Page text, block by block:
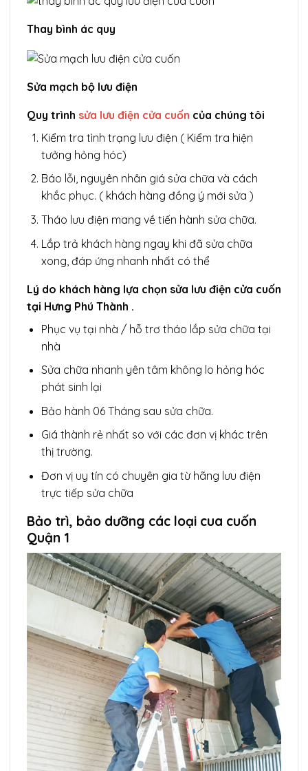
Thay bình ác quy
Sửa mạch bộ lưu điện
Quy trình sửa lưu điện cửa cuốn của chúng tôi
Kiểm tra tình trạng lưu điện ( Kiểm tra hiện
tưởng hỏng hóc)
Báo lỗi, nguyên nhân giá sửa chữa và cách
khắc phục. ( khách hàng đồng ý mới sửa )
Tháo lưu điện mang về tiến hành sửa chữa.
Lắp trả khách hàng ngay khi đã sửa chữa
xong, đáp ứng nhanh nhất có thể
Lý do khách hàng lựa chọn sửa lưu điện cửa cuốn
tại Hưng Phú Thành .
Phục vụ tại nhà / hỗ trơ tháo lắp sửa chữa tại
nhà
Sửa chữa nhanh yên tâm không lo hỏng hóc
phát sinh lại
Bảo hành 06 Tháng sau sửa chữa.
Giá thành rẻ nhất so với các đơn vị khác trên
thị trường.
Đơn vị uy tín có chuyên gia từ hãng lưu điện
trực tiếp sửa chữa
Bảo trì, bảo dưỡng các loại cua cuốn
Quận 1